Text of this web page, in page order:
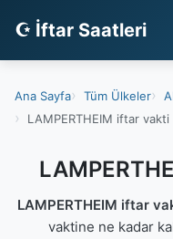
☪ İftar Saatleri
Ana Sayfa Tüm Ülkeler
LAMPERTHEIM iftar vakti
LAMPERTHEIM iftar
vaktine ne kadar